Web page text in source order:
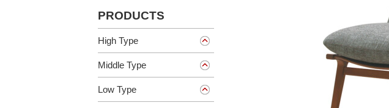
PRODUCTS
High Type
Middle Type
Low Type